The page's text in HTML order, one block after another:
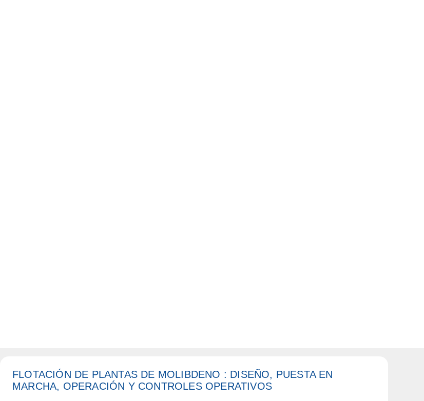
FLOTACIÓN DE PLANTAS DE MOLIBDENO : DISEÑO, PUESTA EN
MARCHA, OPERACIÓN Y CONTROLES OPERATIVOS